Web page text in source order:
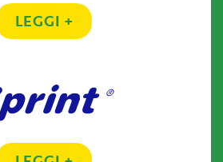
LEGGI +